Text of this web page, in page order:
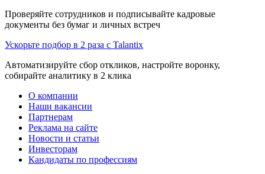
Проверяйте сотрудников и подписывайте кадровые
документы без бумаг и личных встреч
Ускорьте подбор в 2 раза с Talantix
Автоматизируйте сбор откликов, настройте воронку,
собирайте аналитику в 2 клика
О компании
Наши вакансии
Партнерам
Реклама на сайте
Новости и статьи
Инвесторам
Кандидаты по профессиям